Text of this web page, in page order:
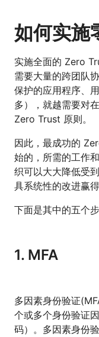
如何实施
实施全面的 Zero
需要大量的跨团队
保护的应用程序、
多），就越需要对
Zero Trust 原则。
因此，最成功的
始的，所需的工作
织可以大大降低受
具系统性的改进赢得
下面是其中的五个步
1. MFA
多因素身份验证
个或多个身份验证
码）。多因素身份